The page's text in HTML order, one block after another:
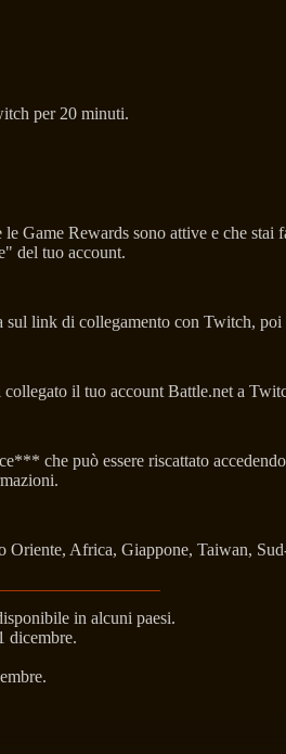
per 20 minuti.
Game Rewards sono attive e che stai
del tuo account.
sul link di collegamento con Twitch,
il tuo account Battle.net a
che può essere riscattato
Africa, Giappone, Taiwan,
in alcuni paesi.
dicembre.